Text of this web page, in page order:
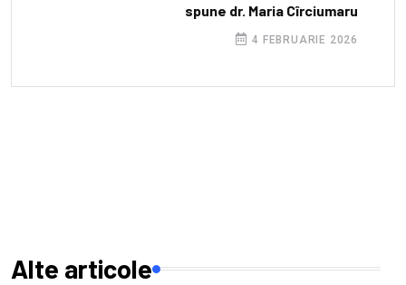
spune dr. Maria Cîrciumaru
4 FEBRUARIE 2026
Alte articole